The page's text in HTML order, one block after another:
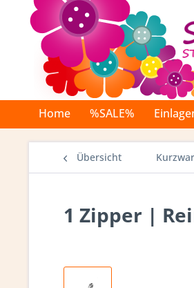
Home %SALE%
Übersicht
1 Zipper |